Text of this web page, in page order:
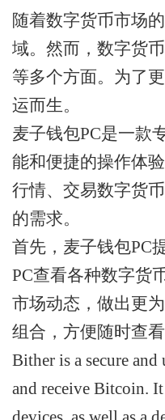
随着数字货币市场
域。然而，数字货
等多个方面。为了
运而生。
麦子钱包PC是一款
能和便捷的操作体
行情、交易数字货
的需求。
首先，麦子钱包PC
PC查看各种数字货
市场动态，做出更
组合，方便随时查
Bither is a secure
and receive Bitcoin.